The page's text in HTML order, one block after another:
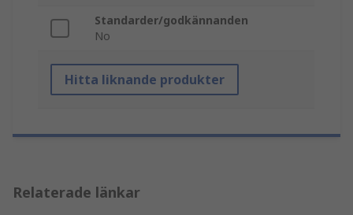
Standarder/godkännanden
No
Hitta liknande produkter
Relaterade länkar